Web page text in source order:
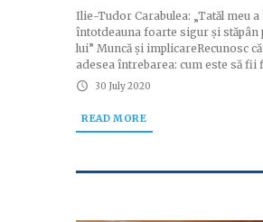
Ilie-Tudor Carabulea: „Tatăl meu
întotdeauna foarte sigur și stăpân
lui” Muncă și implicareRecunosc
adesea întrebarea: cum este să fii
30 July 2020
READ MORE